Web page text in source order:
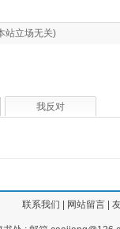
站立场无关)
我反对
联系我们 网站留言|